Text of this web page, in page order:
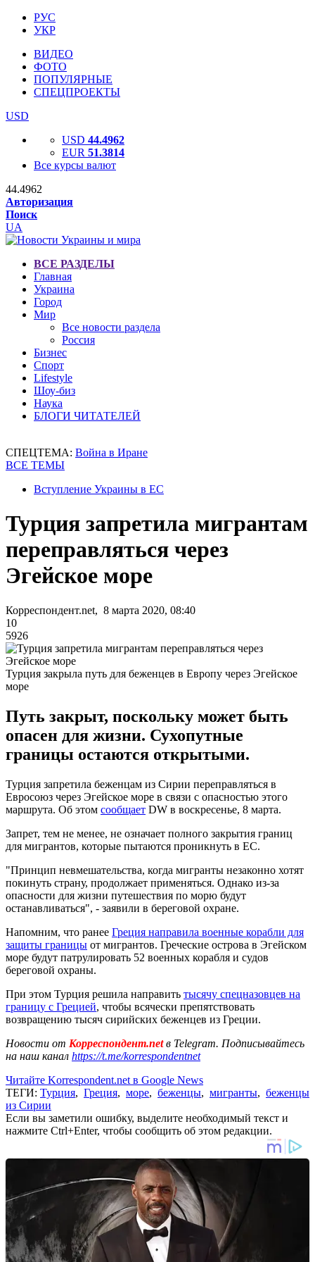
РУС
УКР
ВИДЕО
ФОТО
ПОПУЛЯРНЫЕ
СПЕЦПРОЕКТЫ
USD
USD 44.4962
EUR 51.3814
Все курсы валют
44.4962
Авторизация
Поиск
UA
ВСЕ РАЗДЕЛЫ
Главная
Украина
Город
Мир
Все новости раздела
Россия
Бизнес
Спорт
Lifestyle
Шоу-биз
Наука
БЛОГИ ЧИТАТЕЛЕЙ
СПЕЦТЕМА: Война в Иране
ВСЕ ТЕМЫ
Вступление Украины в ЕС
Турция запретила мигрантам
переправляться через
Эгейское море
Корреспондент.net, 8 марта 2020, 08:40
10
5926
Турция закрыла путь для беженцев в Европу через Эгейское
море
Путь закрыт, поскольку может быть
опасен для жизни. Сухопутные
границы остаются открытыми.
Турция запретила беженцам из Сирии переправляться в
Евросоюз через Эгейское море в связи с опасностью этого
маршрута. Об этом сообщает DW в воскресенье, 8 марта.
Запрет, тем не менее, не означает полного закрытия границ
для мигрантов, которые пытаются проникнуть в ЕС.
"Принцип невмешательства, когда мигранты незаконно хотят
покинуть страну, продолжает применяться. Однако из-за
опасности для жизни путешествия по морю будут
останавливаться", - заявили в береговой охране.
Напомним, что ранее Греция направила военные корабли для
защиты границы от мигрантов. Греческие острова в Эгейском
море будут патрулировать 52 военных корабля и судов
береговой охраны.
При этом Турция решила направить тысячу спецназовцев на
границу с Грецией, чтобы всячески препятствовать
возвращению тысяч сирийских беженцев из Греции.
Новости от Корреспондент.netв Telegram. Подписывайтесь
на наш канал https://t.me/korrespondentnet
Читайте Korrespondent.net в Google News
ТЕГИ: Турция, Греция, море, беженцы, мигранты, беженцы
из Сирии
Если вы заметили ошибку, выделите необходимый текст и
нажмите Ctrl+Enter, чтобы сообщить об этом редакции.